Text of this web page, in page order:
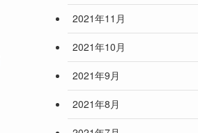
2021年11月
2021年10月
2021年9月
2021年8月